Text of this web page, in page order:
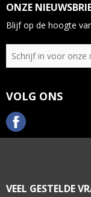
ONZE
Blijf op de hoogte
VOLG ONS
VEEL GESTELDE